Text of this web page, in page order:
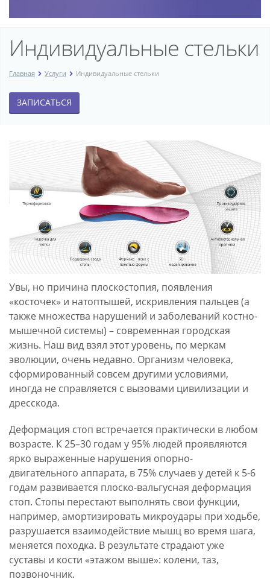
Индивидуальные стельки
Главная Услуги Индивидуальные стельки
ЗАПИСАТЬСЯ
индивидуальные
в
Ярославле
Центр
Полет
индивидуальные
ортопедические
стельки
Ярославле.
Специалист
изготовит
стельки
вашем
присутствии
в
центре
"Полет".
Звоните
для
записи
по
телефону
+7
4852
60-
99-
01.
Увы, но причина плоскостопия, появления
«косточек» и натоптышей, искривления пальцев (а
также множества нарушений и заболеваний костно-
мышечной системы) – современная городская
жизнь. Наш вид взял этот уровень, по меркам
эволюции, очень недавно. Организм человека,
сформированный совсем другими условиями,
иногда не справляется с вызовами цивилизации и
дресскода.
Деформация стоп встречается практически в любом
возрасте. К 25–30 годам у 95% людей проявляются
ярко выраженные нарушения опорно-
двигательного аппарата, в 75% случаев у детей к 5-6
годам развивается плоско-вальгусная деформация
стоп. Стопы перестают выполнять свои функции,
например, амортизировать микроудары при ходьбе,
разрушается взаимодействие мышц во время шага,
меняется походка. В результате страдают уже
суставы и кости «этажом выше»: колени, таз,
позвоночник.